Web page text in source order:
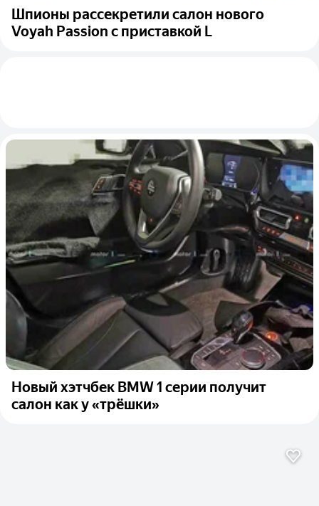
Шпионы рассекретили салон нового
Voyah Passion с приставкой L
Новый хэтчбек BMW 1 серии получит
салон как у «трёшки»